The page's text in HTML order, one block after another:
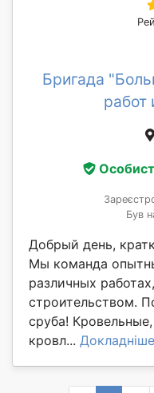
Бригада
работ
Був
Добрый день,
Мы команда
различных
строительством.
сруба!
кровл... Докладніше